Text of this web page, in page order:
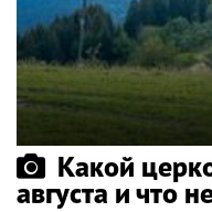
Какой
августа и что